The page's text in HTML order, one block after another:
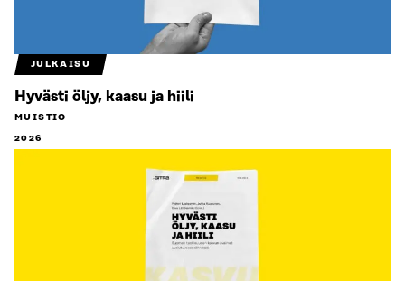
JULKAISU
Hyvästi öljy, kaasu ja hiili
MUISTIO
2026